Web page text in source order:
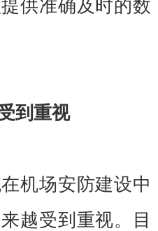
供准确及时的数
到重视
场安防建设中
越受到重视。目